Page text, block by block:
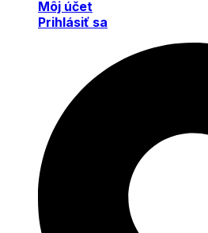
Môj účet
Prihlásiť sa